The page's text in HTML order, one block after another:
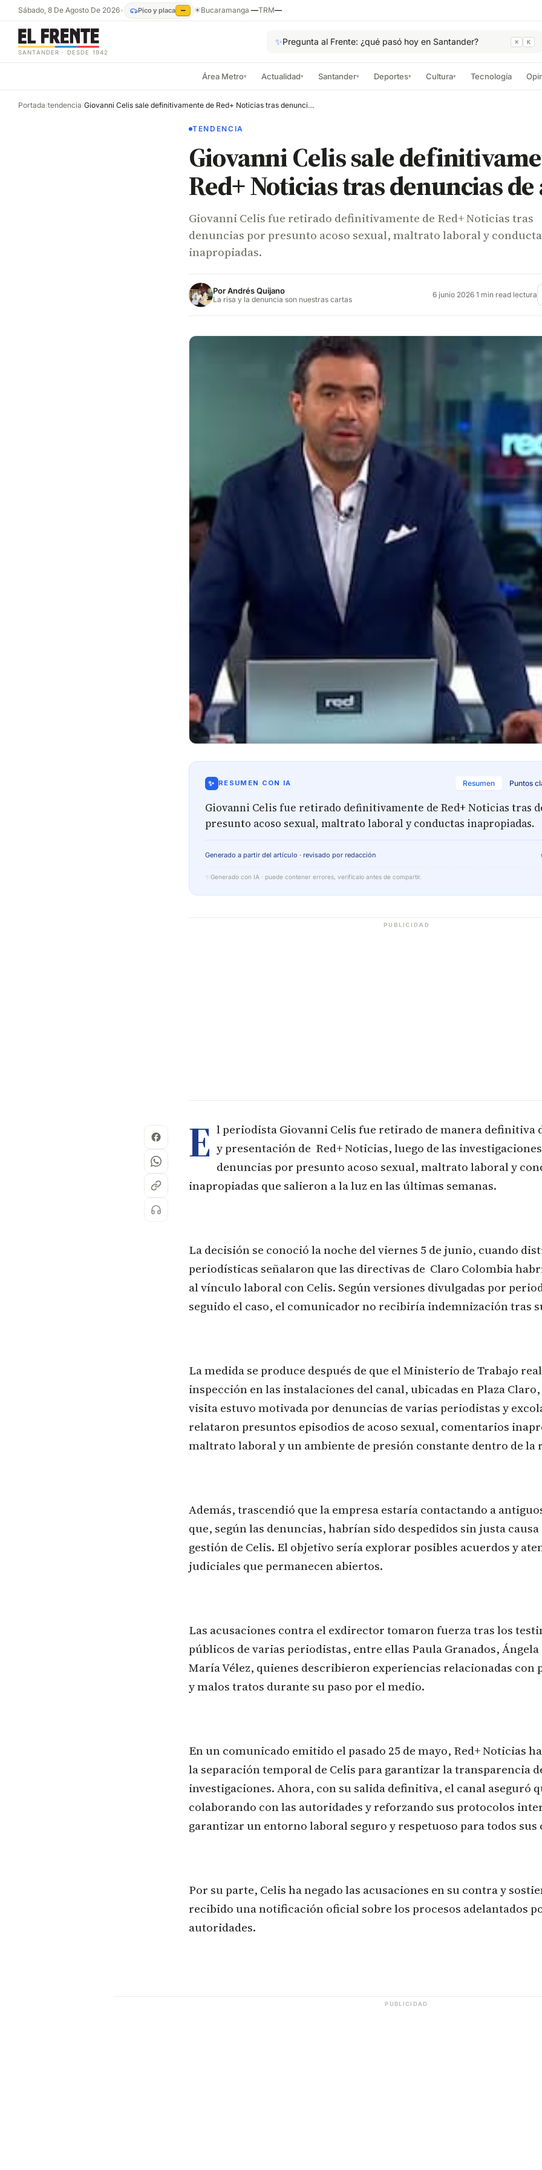
Sábado, 8 De Agosto De 2026• Pico y placa — ☀Bucaramanga—TRM—
SANTANDER · DESDE 1942
✨Pregunta al Frente: ¿qué pasó hoy en Santander? ⌘ K
Área Metro▾ Actualidad▾ Santander▾ Deportes▾ Cultura▾ Tecnología
Portada/tendencia/ Giovanni Celis sale definitivamente de Red+ Noticias tras denuncias de acoso
TENDENCIA
Giovanni Celis sale
Red+ Noticias tras denuncias de
Giovanni Celis fue retirado definitivamente de Red+ Noticias tras
denuncias por presunto acoso sexual, maltrato laboral y
inapropiadas.
PorAndrés Quijano
La risa y la denuncia son nuestras cartas 6 junio 2026·1 min read lectura
✨ RESUMEN CON IA Resumen Puntos
Giovanni Celis fue retirado definitivamente de Red+ Noticias tras
presunto acoso sexual, maltrato laboral y conductas inapropiadas.
Generado a partir del artículo · revisado por redacción
✨ Generado con IA · puede contener errores, verifícalo antes de compartir.
PUBLICIDAD
E l periodista Giovanni Celis fue retirado de manera definitiva
y presentación de Red+ Noticias⁠, luego de las
denuncias por presunto acoso sexual, maltrato laboral y
inapropiadas que salieron a la luz en las últimas semanas.
La decisión se conoció la noche del viernes 5 de junio, cuando
periodísticas señalaron que las directivas de Claro Colombia⁠
al vínculo laboral con Celis. Según versiones divulgadas por
seguido el caso, el comunicador no recibiría indemnización tras
La medida se produce después de que el Ministerio de Trabajo
inspección en las instalaciones del canal, ubicadas en Plaza
visita estuvo motivada por denuncias de varias periodistas y
relataron presuntos episodios de acoso sexual, comentarios
maltrato laboral y un ambiente de presión constante dentro de la
Además, trascendió que la empresa estaría contactando a
que, según las denuncias, habrían sido despedidos sin justa
gestión de Celis. El objetivo sería explorar posibles acuerdos y
judiciales que permanecen abiertos.
Las acusaciones contra el exdirector tomaron fuerza tras los
públicos de varias periodistas, entre ellas Paula Granados, Ángela
María Vélez, quienes describieron experiencias relacionadas con
y malos tratos durante su paso por el medio.
En un comunicado emitido el pasado 25 de mayo, Red+ Noticias
la separación temporal de Celis para garantizar la transparencia
investigaciones. Ahora, con su salida definitiva, el canal aseguró
colaborando con las autoridades y reforzando sus protocolos
garantizar un entorno laboral seguro y respetuoso para todos sus
Por su parte, Celis ha negado las acusaciones en su contra y
recibido una notificación oficial sobre los procesos adelantados
autoridades.
PUBLICIDAD